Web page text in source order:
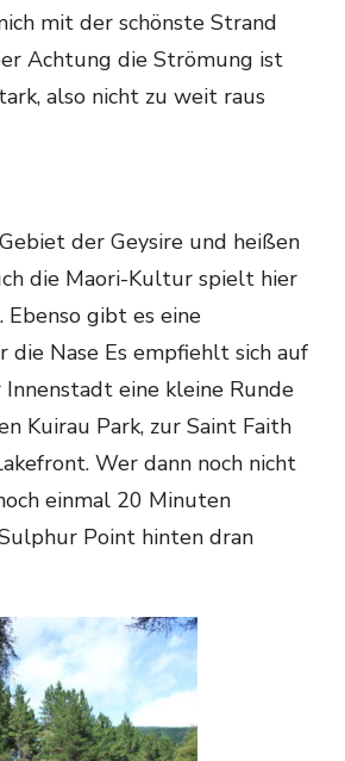
mit der schönste Strand
Achtung die Strömung ist
also nicht zu weit raus
der Geysire und heißen
die Maori-Kultur spielt hier
gibt es eine
die Nase Es empfiehlt sich auf
eine kleine Runde
Kuirau Park, zur Saint Faith
Wer dann noch nicht
einmal 20 Minuten
Point hinten dran